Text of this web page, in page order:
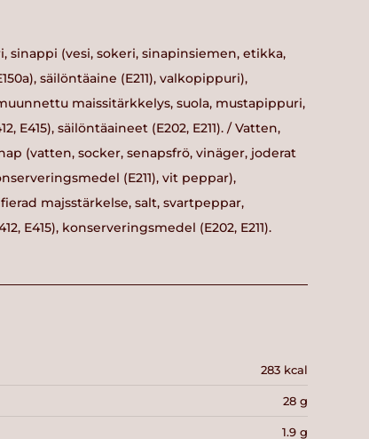
sinappi (vesi, sokeri, sinapinsiemen, etikka,
säilöntäaine (E211), valkopippuri),
maissitärkkelys, suola, mustapippuri,
E415), säilöntäaineet (E202, E211). / Vatten,
(vatten, socker, senapsfrö, vinäger, joderat
(E211), vit peppar),
majsstärkelse, salt, svartpeppar,
E415), konserveringsmedel (E202, E211).
283 kcal
28 g
1.9 g